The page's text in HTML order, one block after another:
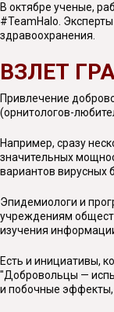
В октябре ученые,
#TeamHalo.
здравоохранения.
ВЗЛЕТ
Привлечение
(орнитологов-
Например, сразу
значительных
вариантов вирусных
Эпидемиологи и
учреждениям
изучения
Есть и инициативы,
"Добровольцы —
и побочные эффекты,